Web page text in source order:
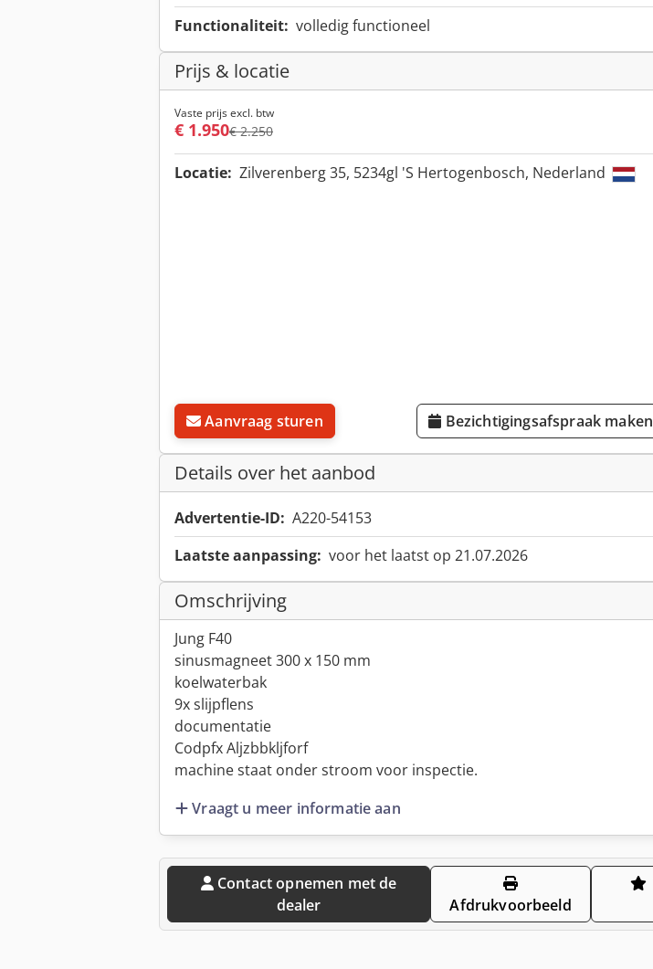
Functionaliteit: volledig functioneel
Prijs & locatie
Vaste prijs excl. btw
€ 1.950€ 2.250
Locatie: Zilverenberg 35, 5234gl 'S Hertogenbosch, Nederland
Aanvraag sturen Bezichtigingsafspraak maken
Details over het aanbod
Advertentie-ID: A220-54153
Laatste aanpassing: voor het laatst op 21.07.2026
Omschrijving
Jung F40
sinusmagneet 300 x 150 mm
koelwaterbak
9x slijpflens
documentatie
Codpfx Aljzbbkljforf
machine staat onder stroom voor inspectie.
Vraagt u meer informatie aan
Contact opnemen met de
dealer
Afdrukvoorbeeld